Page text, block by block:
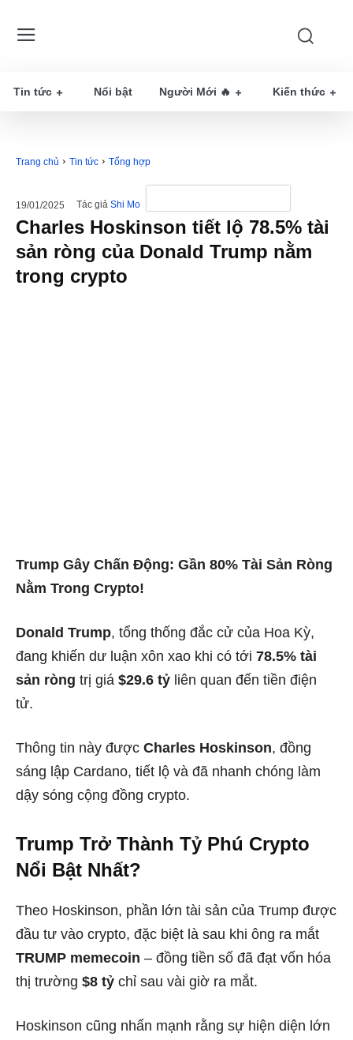
Tin tức Nổi bật Người Mới 🔥 Kiến thức
Trang chủ Tin tức Tổng hợp
19/01/2025 Tác giả Shi Mo
Charles Hoskinson tiết lộ 78.5% tài
sản ròng của Donald Trump nằm
trong crypto
Trump Gây Chấn Động: Gần 80% Tài Sản Ròng
Nằm Trong Crypto!
Donald Trump, tổng thống đắc cử của Hoa Kỳ,
đang khiến dư luận xôn xao khi có tới 78.5% tài
sản ròng trị giá $29.6 tỷ liên quan đến tiền điện
tử.
Thông tin này được Charles Hoskinson, đồng
sáng lập Cardano, tiết lộ và đã nhanh chóng làm
dậy sóng cộng đồng crypto.
Trump Trở Thành Tỷ Phú Crypto
Nổi Bật Nhất?
Theo Hoskinson, phần lớn tài sản của Trump được
đầu tư vào crypto, đặc biệt là sau khi ông ra mắt
TRUMP memecoin – đồng tiền số đã đạt vốn hóa
thị trường $8 tỷ chỉ sau vài giờ ra mắt.
Hoskinson cũng nhấn mạnh rằng sự hiện diện lớn